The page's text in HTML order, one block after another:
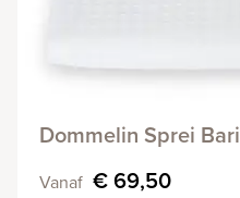
Dommelin Sprei Bari
Vanaf € 69,50